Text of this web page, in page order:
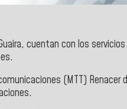
cuentan con los
(MTT)